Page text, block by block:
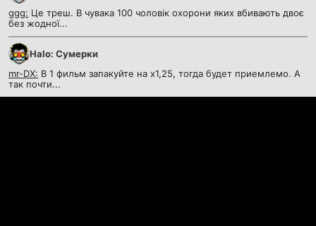
ggg: Це треш. В чувака 100 чоловік охорони яких вбивають двоє
без жодної...
Halo: Сумерки
mr-DX: В 1 фильм запакуйте на х1,25, тогда будет приемлемо. А
так почти...